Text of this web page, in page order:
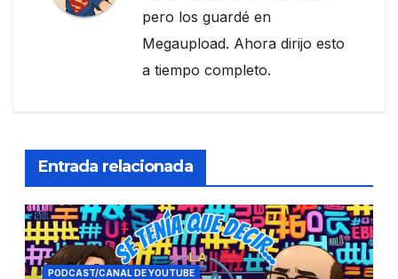
pero los guardé en
Megaupload. Ahora dirijo esto
a tiempo completo.
Entrada relacionada
PODCAST/CANAL DE YOUTUBE